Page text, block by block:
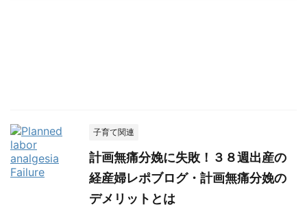
子育て関連
計画無痛分娩に失敗！３８週出産の
経産婦レポブログ・計画無痛分娩の
デメリットとは